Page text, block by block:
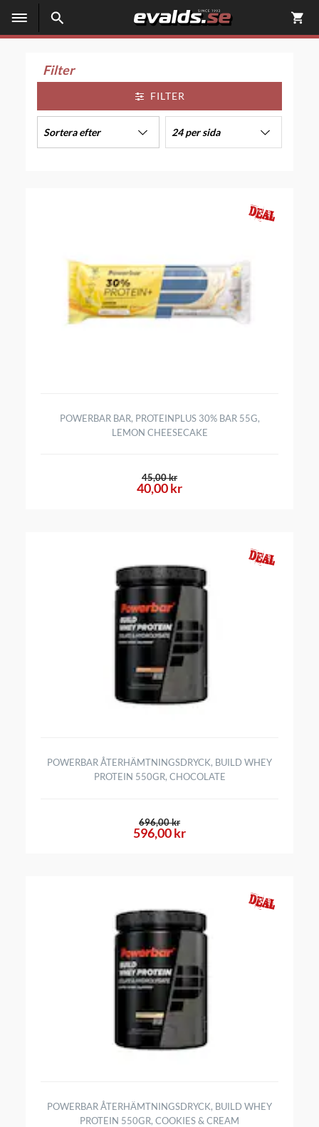
Filter
FILTER
Sortera efter 24 per sida
POWERBAR BAR, PROTEINPLUS 30% BAR 55G,
LEMON CHEESECAKE
40,00 kr
45,00 kr
POWERBAR ÅTERHÄMTNINGSDRYCK, BUILD WHEY
PROTEIN 550GR, CHOCOLATE
596,00 kr
696,00 kr
POWERBAR ÅTERHÄMTNINGSDRYCK, BUILD WHEY
PROTEIN 550GR, COOKIES & CREAM